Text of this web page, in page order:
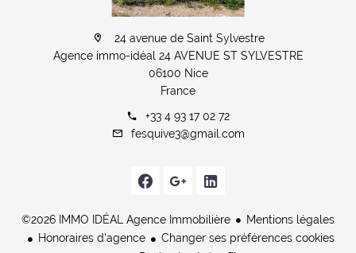
24 avenue de Saint Sylvestre
Agence immo-idéal 24 AVENUE ST SYLVESTRE
06100 Nice
France
+33 4 93 17 02 72
fesquive3@gmail.com
©2026 IMMO IDÉAL Agence Immobilière
Mentions légales
Honoraires d'agence
Changer ses préférences cookies